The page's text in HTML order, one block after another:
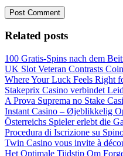
Related posts
100 Gratis-Spins nach dem
UK Slot Veteran Contrasts
Where Your Luck Feels Right
Stakeprix Casino verbindet
A Prova Suprema no Stake
Instant Casino – Øjeblikkelig
Österreichs Spieler erlebt die
Procedura di Iscrizione su
Twin Casino vous invite à
Het Optimale Tijdstip Om